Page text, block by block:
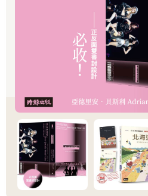
我們的讀者很忙，容易被其他的雜
吸引。我們希望讀者閱讀我們的文
每個字都發揮作用。
我們偶爾會使用被動語態，但被動
名言「錯誤被犯下了」（Mistakes
意思模糊。然而，只要盡量將被動
更直接明瞭。
5. 謙遜虛心